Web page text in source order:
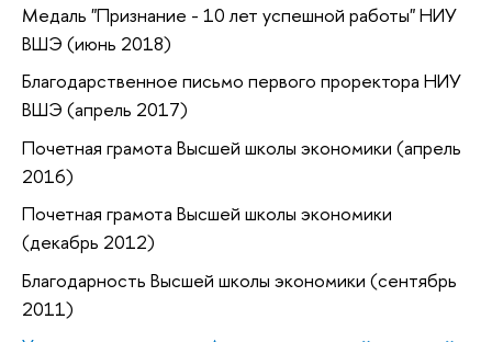
Медаль "Признание - 10 лет успешной работы" НИУ
ВШЭ (июнь 2018)
Благодарственное письмо первого проректора НИУ
ВШЭ (апрель 2017)
Почетная грамота Высшей школы экономики (апрель
2016)
Почетная грамота Высшей школы экономики
(декабрь 2012)
Благодарность Высшей школы экономики (сентябрь
2011)